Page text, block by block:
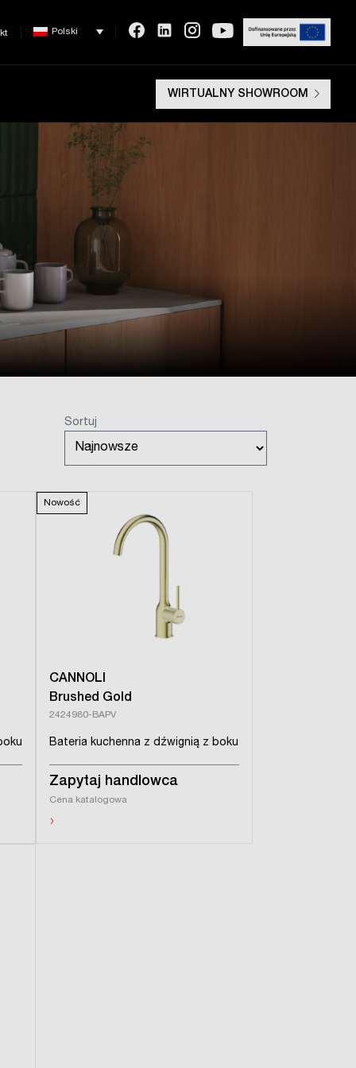
Polski
WIRTUALNY SHOWROOM
Sortuj
Nowość
CANNOLI
Brushed Gold
2424980-BAPV
Bateria kuchenna z dźwignią z boku
Zapytaj handlowca
Cena katalogowa
›